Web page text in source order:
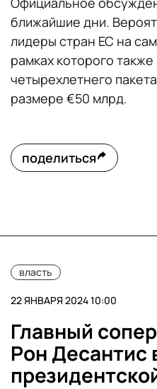
ближайшие дни.
лидеры стран ЕС на
рамках которого
четырехлетнего
размере €50 млрд.
поделиться
власть
22 ЯНВАРЯ 2024 10:00
Главный
Рон Десантис